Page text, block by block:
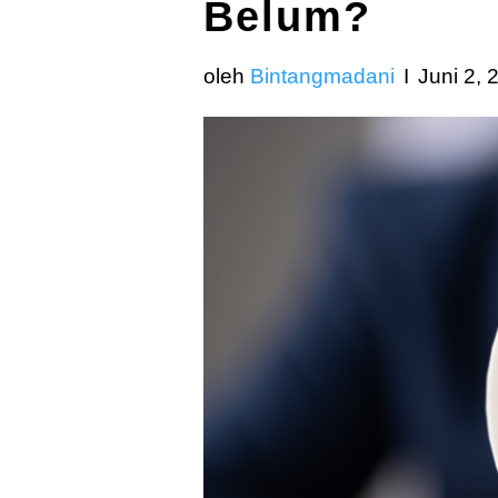
Belum?
oleh Bintangmadani Juni 2,